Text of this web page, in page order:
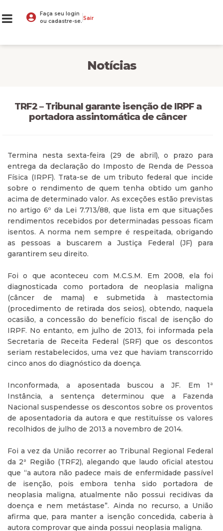
Faça seu login
ou cadastre-se. Sair
Notícias
TRF2 – Tribunal garante isenção de IRPF a
portadora assintomática de câncer
Termina nesta sexta-feira (29 de abril), o prazo para
entrega da declaração do Imposto de Renda de Pessoa
Física (IRPF). Trata-se de um tributo federal que incide
sobre o rendimento de quem tenha obtido um ganho
acima de determinado valor. As exceções estão previstas
no artigo 6º da Lei 7.713/88, que lista em que situações
rendimentos recebidos por determinadas pessoas ficam
isentos. A norma nem sempre é respeitada, obrigando
as pessoas a buscarem a Justiça Federal (JF) para
garantirem seu direito.
Foi o que aconteceu com M.C.S.M. Em 2008, ela foi
diagnosticada como portadora de neoplasia maligna
(câncer de mama) e submetida à mastectomia
(procedimento de retirada dos seios), obtendo, naquela
ocasião, a concessão do benefício fiscal de isenção do
IRPF. No entanto, em julho de 2013, foi informada pela
Secretaria de Receita Federal (SRF) que os descontos
seriam restabelecidos, uma vez que haviam transcorrido
cinco anos do diagnóstico da doença.
Inconformada, a aposentada buscou a JF. Em 1ª
Instância, a sentença determinou que a Fazenda
Nacional suspendesse os descontos sobre os proventos
de aposentadoria da autora e que restituísse os valores
recolhidos de julho de 2013 a novembro de 2014.
Foi a vez da União recorrer ao Tribunal Regional Federal
da 2ª Região (TRF2), alegando que laudo oficial atestou
que “a autora não padece mais de enfermidade passível
de isenção, pois embora tenha sido portadora de
neoplasia maligna, atualmente não possui recidivas da
doença e nem metástase”. Ainda no recurso, a União
afirma que, para manter a isenção concedida, caberia à
autora comprovar que ainda possui neoplasia maligna.